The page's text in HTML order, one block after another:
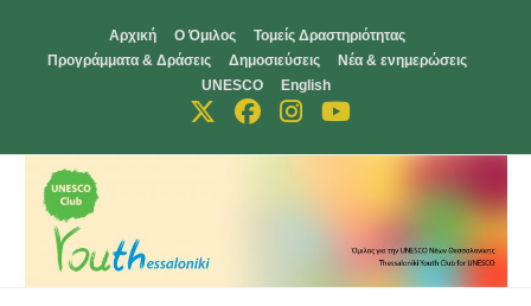
content
Αρχική Ο Όμιλος
Τομείς Δραστηριότητας
Προγράμματα & Δράσεις
Δημοσιεύσεις
Νέα & ενημερώσεις
UNESCO
English